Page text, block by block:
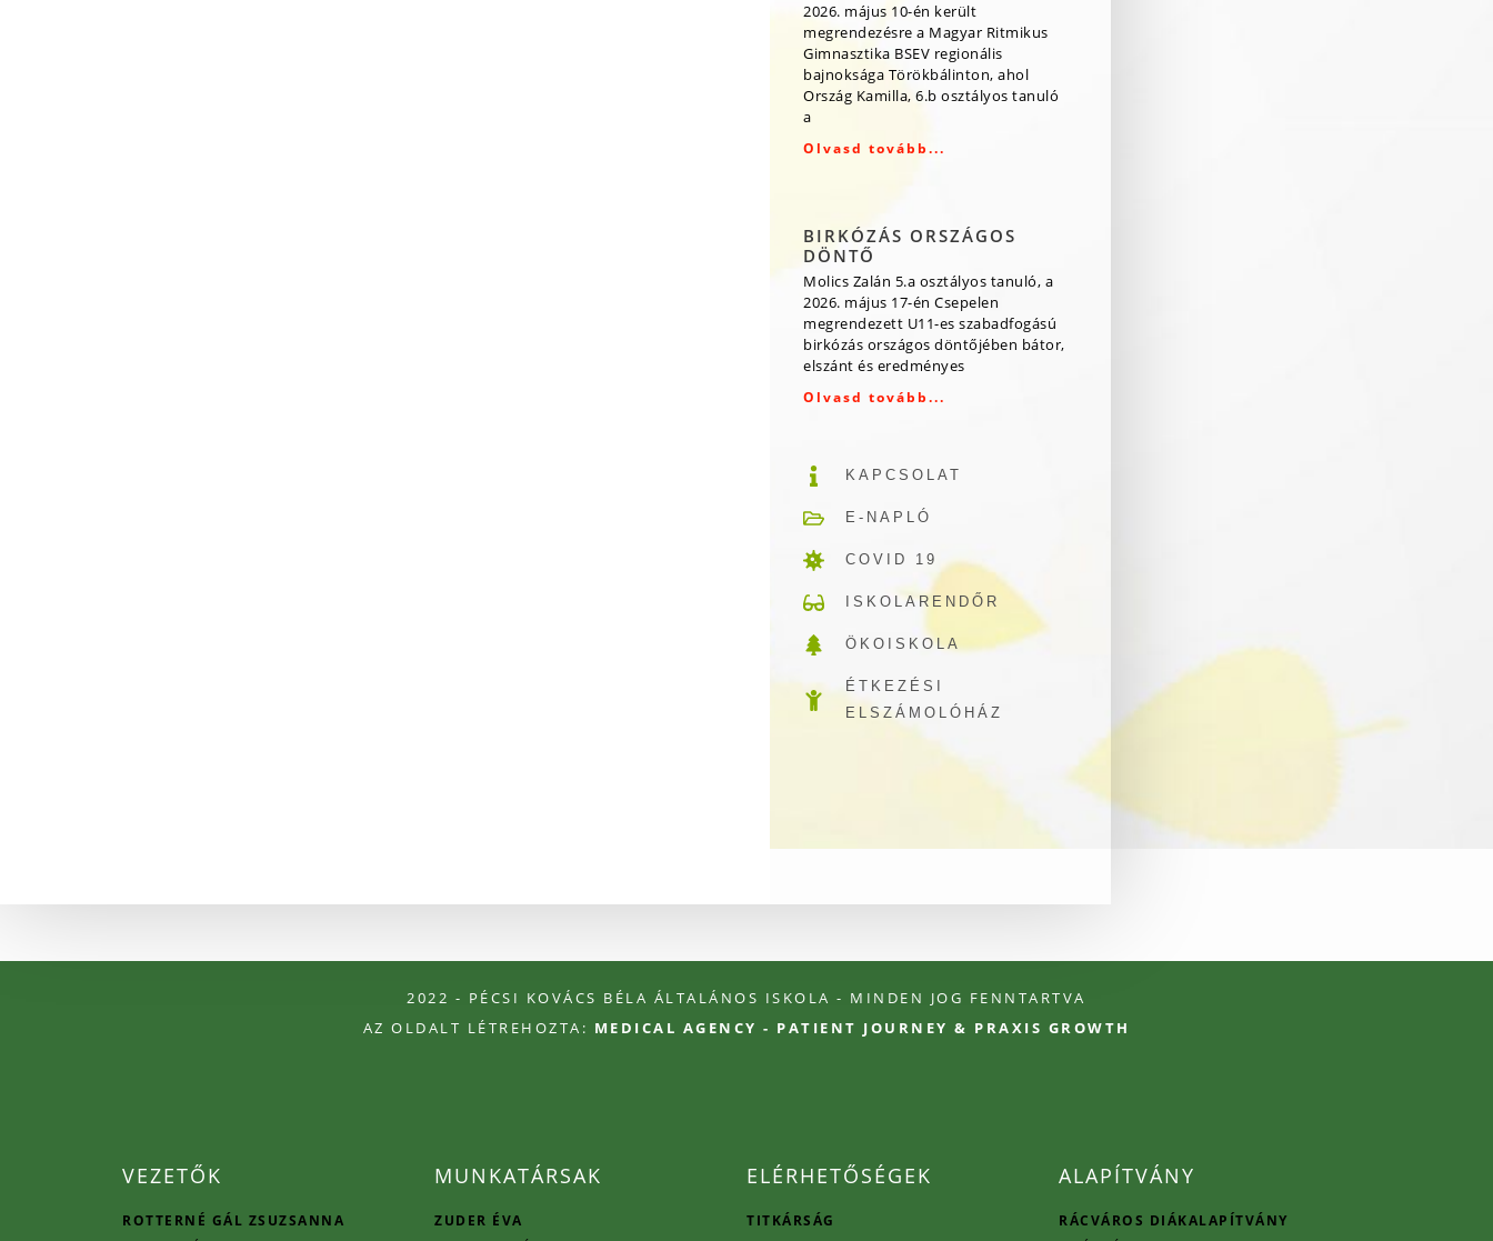
2026. május 10-én került
megrendezésre a Magyar Ritmikus
Gimnasztika BSEV regionális
bajnoksága Törökbálinton, ahol
Ország Kamilla, 6.b osztályos tanuló
a
Olvasd tovább...
BIRKÓZÁS ORSZÁGOS
DÖNTŐ
Molics Zalán 5.a osztályos tanuló, a
2026. május 17-én Csepelen
megrendezett U11-es szabadfogású
birkózás országos döntőjében bátor,
elszánt és eredményes
Olvasd tovább...
KAPCSOLAT
E-NAPLÓ
COVID 19
ISKOLARENDŐR
ÖKOISKOLA
ÉTKEZÉSI
ELSZÁMOLÓHÁZ
2022 - PÉCSI KOVÁCS BÉLA ÁLTALÁNOS ISKOLA - MINDEN JOG FENNTARTVA
AZ OLDALT LÉTREHOZTA: MEDICAL AGENCY - PATIENT JOURNEY & PRAXIS GROWTH
VEZETŐK
ROTTERNÉ GÁL ZSUZSANNA
MUNKATÁRSAK
ZUDER ÉVA
ELÉRHETŐSÉGEK
TITKÁRSÁG
ALAPÍTVÁNY
RÁCVÁROS DIÁKALAPÍTVÁNY